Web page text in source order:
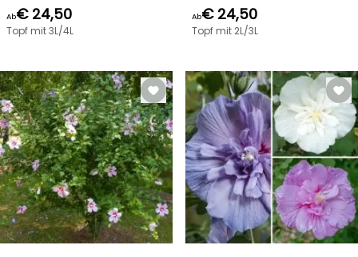
Ab€ 24,50
Topf mit 3L/4L
Ab€ 24,50
Topf mit 2L/3L